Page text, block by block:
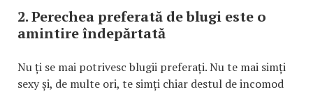
2. Perechea preferată de blugi este o
amintire îndepărtată
Nu ți se mai potrivesc blugii preferați. Nu te mai simți
sexy și, de multe ori, te simți chiar destul de incomod